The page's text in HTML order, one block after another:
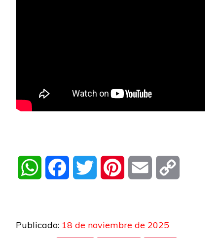
WhatsAppFacebook Twitter Pinterest Email
Publicado: 18 de noviembre de 2025